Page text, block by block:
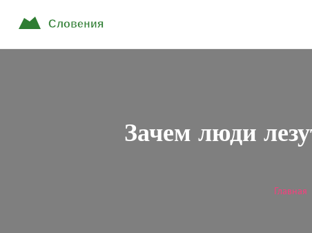
Зачем люди
Главная